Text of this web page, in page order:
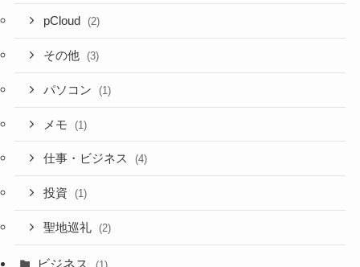
pCloud (2)
その他 (3)
パソコン (1)
メモ (1)
仕事・ビジネス (4)
投資 (1)
聖地巡礼 (2)
ビジネス